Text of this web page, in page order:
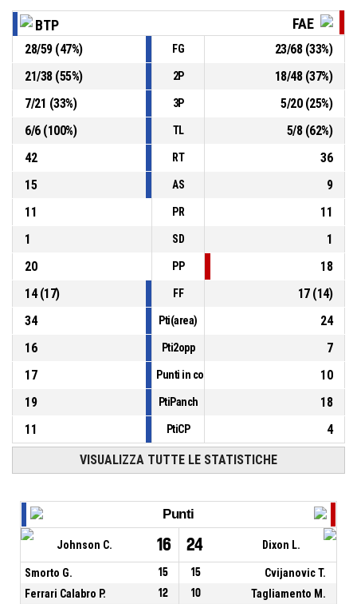
20, Grande F., Sostituzione - Entra
55, Domenger M. , Sostituzione - Esce P4 00:39
50, Milani J. , Sostituzione - Entra P4 00:39
BTP FAE
28/59(47%) FG 23/68(33%)
21/38(55%) 2P 18/48(37%)
7/21 (33%) 3P 5/20(25%)
6/6(100%) TL 5/8(62%)
42
RT
36
15
AS
9
11
PR
11
1
SD
1
20
PP
18
14(17) FF 17(14)
34
Pti(area)
24
16
Pti2opp
7
17
Punti in contropiede
10
19
PtiPanch
18
11
PtiCP 4
VISUALIZZA TUTTE LE STATISTICHE
Punti
Johnson C. 16 24 Dixon L.
Smorto G. 15 15
Cvijanovic T.
Ferrari Calabro P.
12 10 Tagliamento M.